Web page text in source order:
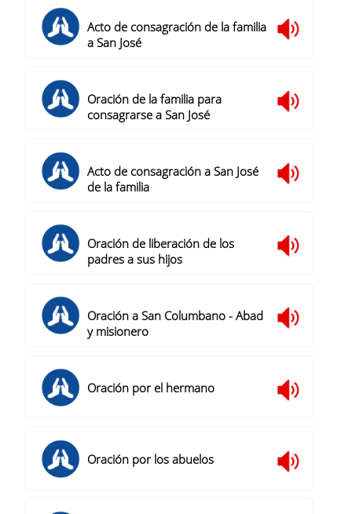
Acto de consagración de la familia
a San José
Oración de la familia para
consagrarse a San José
Acto de consagración a San José
de la familia
Oración de liberación de los
padres a sus hijos
Oración a San Columbano - Abad
y misionero
Oración por el hermano
Oración por los abuelos